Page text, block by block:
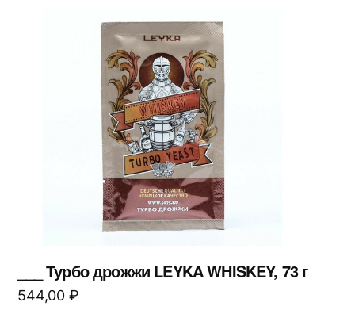
___ Турбо дрожжи LEYKA WHISKEY, 73 г
544,00 ₽